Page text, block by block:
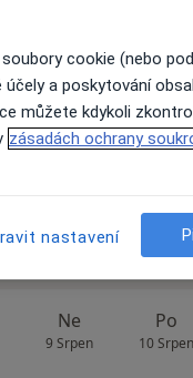
není k
profil
Ne
9 Srpen
Po
10 Srpen
cookie (nebo
a poskytování
můžete kdykoli
zásadách ochrany
nastavení